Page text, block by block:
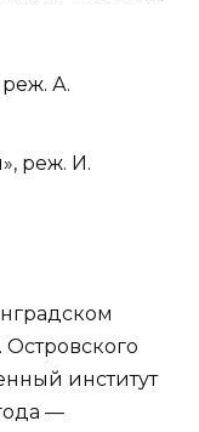
А.
реж. И.
Островского
институт
—